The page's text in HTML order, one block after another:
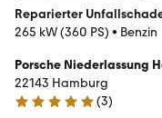
Reparierter
265 kW (360 PS) • Benzin
Porsche Niederlassung
Approved Service
22143 Hamburg
5 Sterne
(3)